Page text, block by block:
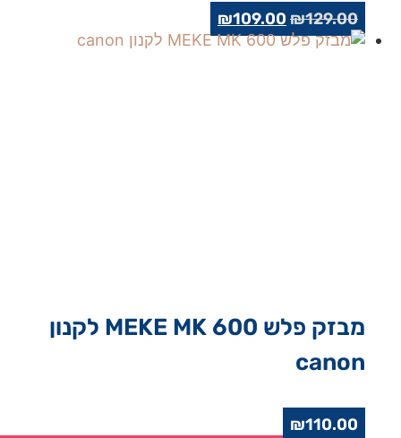
₪129.00
המחיר
המקורי
₪109.00
הנוכחי
מבזק פלש MEKE MK 600 לקנון
canon
₪110.00